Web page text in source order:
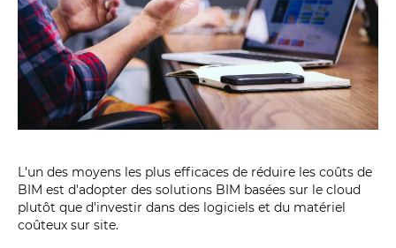
L'un des moyens les plus efficaces de réduire les coûts de
BIM est d'adopter des solutions BIM basées sur le cloud
plutôt que d'investir dans des logiciels et du matériel
coûteux sur site.